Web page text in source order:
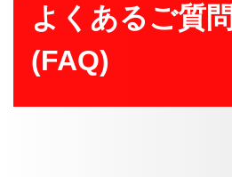
よくあるご質問
(FAQ)